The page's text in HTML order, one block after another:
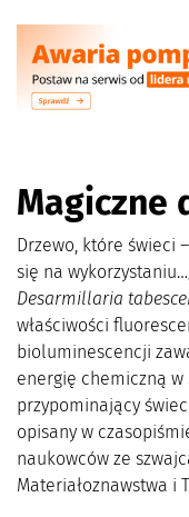
Magiczne
Drzewo, które świeci
się na
Desarmillaria
właściwości
bioluminescencji
energię chemiczną w
przypominający
opisany w
naukowców ze
Materiałoznawstwa i